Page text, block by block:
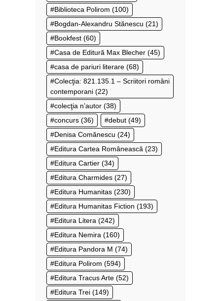
Biblioteca Polirom (100)
Bogdan-Alexandru Stănescu (21)
Bookfest (60)
Casa de Editură Max Blecher (45)
casa de pariuri literare (68)
Colecţia: 821.135.1 – Scriitori români
contemporani (22)
colecţia n’autor (38)
concurs (36) debut (49)
Denisa Comănescu (24)
Editura Cartea Românească (23)
Editura Cartier (34)
Editura Charmides (27)
Editura Humanitas (230)
Editura Humanitas Fiction (193)
Editura Litera (242)
Editura Nemira (160)
Editura Pandora M (74)
Editura Polirom (594)
Editura Tracus Arte (52)
Editura Trei (149)